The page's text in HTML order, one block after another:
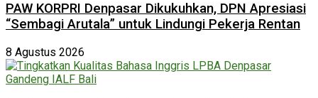
PAW KORPRI Denpasar Dikukuhkan, DPN Apresiasi
“Sembagi Arutala” untuk Lindungi Pekerja Rentan
8 Agustus 2026